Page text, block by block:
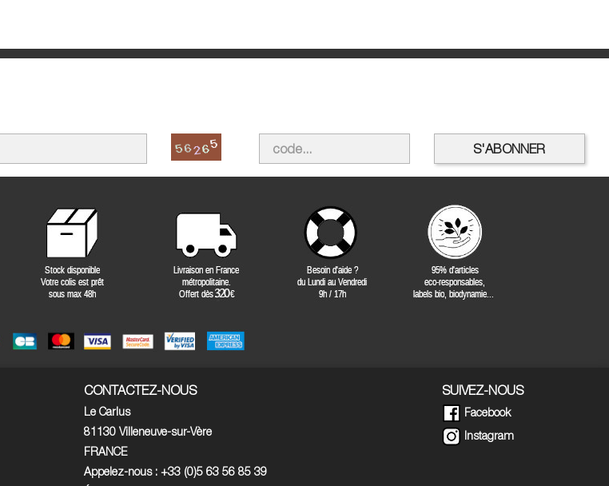
CONTACTEZ-NOUS
Le Carlus
81130 Villeneuve-sur-Vère
FRANCE
Appelez-nous : +33 (0)5 63 56 85 39
SUIVEZ-NOUS
Facebook
Instagram